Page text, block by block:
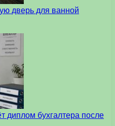
дверь для ванной
диплом бухгалтера после